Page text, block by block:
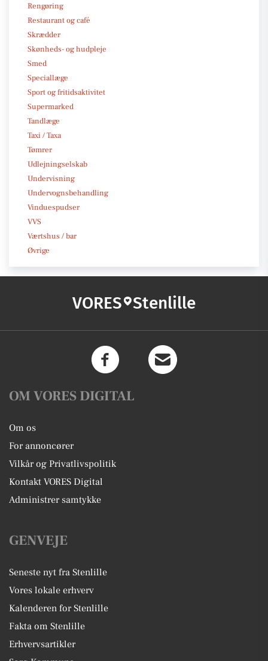
Rengøring
Restaurant og café
Skrædder
Skønheds- og hudpleje
Smed
Speciallæge
Sport og fritidsaktivitet
Supermarked
Tandlæge
Taxi / Taxa
Tømrer
Udlejningselskab
Undervisning
Undervognsbehandling
Vinduespudser
VVS
Værtshus / bar
Øvrige
VORES Stenlille
OM VORES DIGITAL
Om os
For annoncører
Vilkår og Privatlivspolitik
Kontakt VORES Digital
Administrer samtykke
GENVEJE
Seneste nyt fra Stenlille
Vores lokale erhverv
Kalenderen for Stenlille
Fakta om Stenlille
Erhvervsartikler